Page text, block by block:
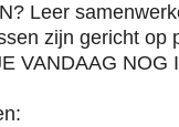
Leer
zijn gericht
VANDAAG NOG